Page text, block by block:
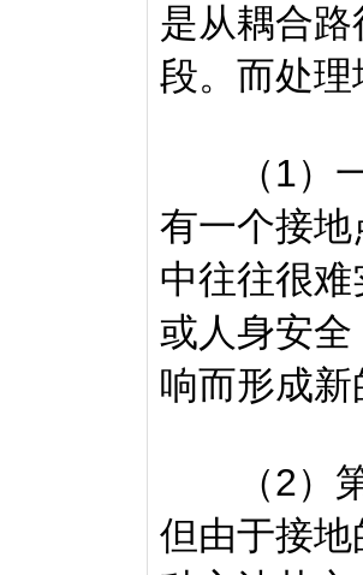
是从耦合
段。而处
（1）一
有一个接
中往往很
或人身安
响而形成
（2）第
但由于接